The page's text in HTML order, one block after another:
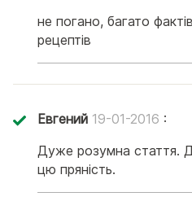
не погано, багато
рецептів
Евгений 19-01-2016 :
Дуже розумна стаття.
цю пряність.